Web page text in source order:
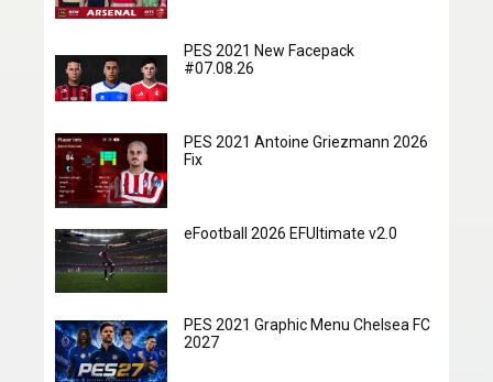
PES 2021 New Facepack
#07.08.26
PES 2021 Antoine Griezmann 2026
Fix
eFootball 2026 EFUltimate v2.0
PES 2021 Graphic Menu Chelsea FC
2027